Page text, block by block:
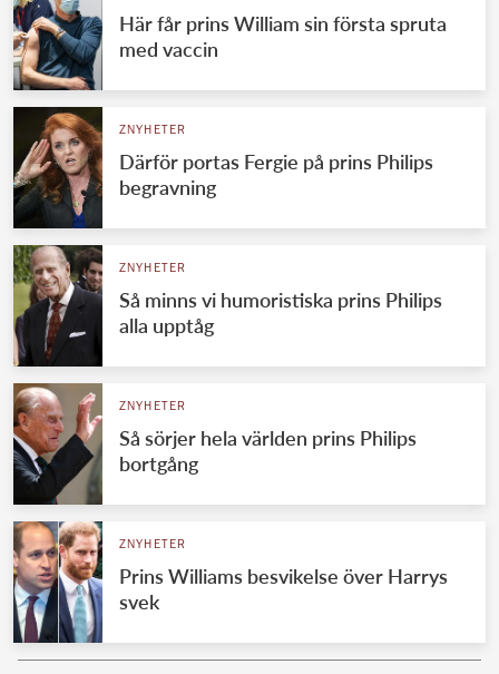
UTLÄNDSKT
VÄRLDENS KUNGAHUS
Svenska kungahuset
Brittiska kungahuset
Danska kungahuset
Jordanska kungahuset
Luxemburgska storhertighuset
Japanska kejsarhuset
Thailändska kungahuset
Marockanska kungahuset
REDAKTION
Här får prins William sin första spruta
med vaccin
ZNYHETER
Därför portas Fergie på prins Philips
begravning
ZNYHETER
Så minns vi humoristiska prins Philips
alla upptåg
ZNYHETER
Så sörjer hela världen prins Philips
bortgång
ZNYHETER
Prins Williams besvikelse över Harrys
svek